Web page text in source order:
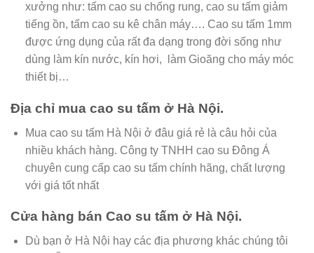
xưởng như: tấm cao su chống rung, cao su tấm giảm
tiếng ồn, tấm cao su kê chân máy…. Cao su tấm 1mm
được ứng dụng của rất đa dạng trong đời sống như
dùng làm kín nước, kín hơi, làm Gioăng cho máy móc
thiết bị…
Địa chỉ mua cao su tấm ở Hà Nội.
Mua cao su tấm Hà Nội ở đâu giá rẻ là câu hỏi của
nhiều khách hàng. Công ty TNHH cao su Đông Á
chuyên cung cấp cao su tấm chính hãng, chất lượng
với giá tốt nhất
Cửa hàng bán Cao su tấm ở Hà Nội.
Dù bạn ở Hà Nội hay các địa phương khác chúng tôi